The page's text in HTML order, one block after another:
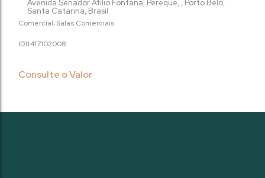
Comercial Salas Comerciais
Consulte o Valor
2008
1141710
Avenida Senador Atilio Fontana, Pereque , Porto Belo,
Santa Catarina, Brasil